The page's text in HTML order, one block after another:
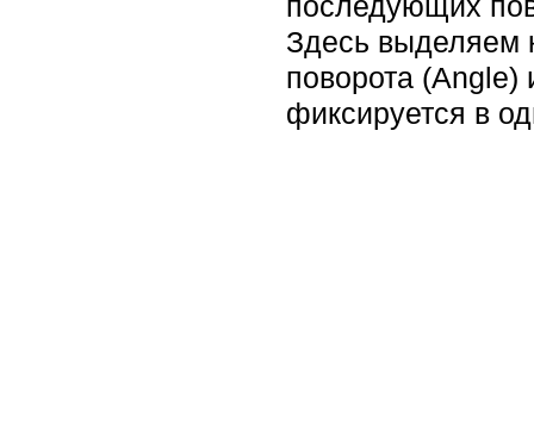
Здесь выделяем
поворота
фиксируется в